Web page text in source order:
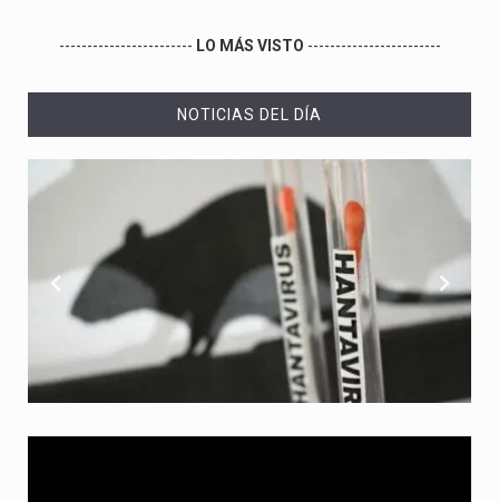
------------------------ LO MÁS VISTO ------------------------
NOTICIAS DEL DÍA